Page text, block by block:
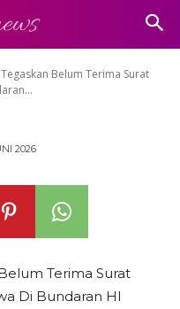
Belum Terima Surat
Mahasiswa
2026
Terima Surat
Di Bundaran HI